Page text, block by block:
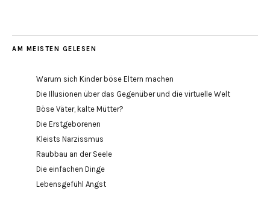
AM MEISTEN GELESEN
Warum sich Kinder böse Eltern machen
Die Illusionen über das Gegenüber und die virtuelle Welt
Böse Väter, kalte Mütter?
Die Erstgeborenen
Kleists Narzissmus
Raubbau an der Seele
Die einfachen Dinge
Lebensgefühl Angst